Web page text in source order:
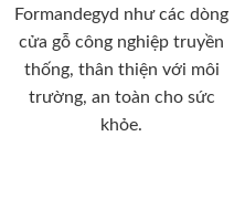
Formandegyd như các dòng
cửa gỗ công nghiệp truyền
thống, thân thiện với môi
trường, an toàn cho sức
khỏe.